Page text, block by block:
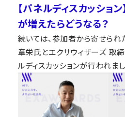
【パネルディスカッショ
が増えたらどうなる？
続いては、参加者から寄せられ
章栄氏とエクサウィザーズ 取
ルディスカッションが行われまし